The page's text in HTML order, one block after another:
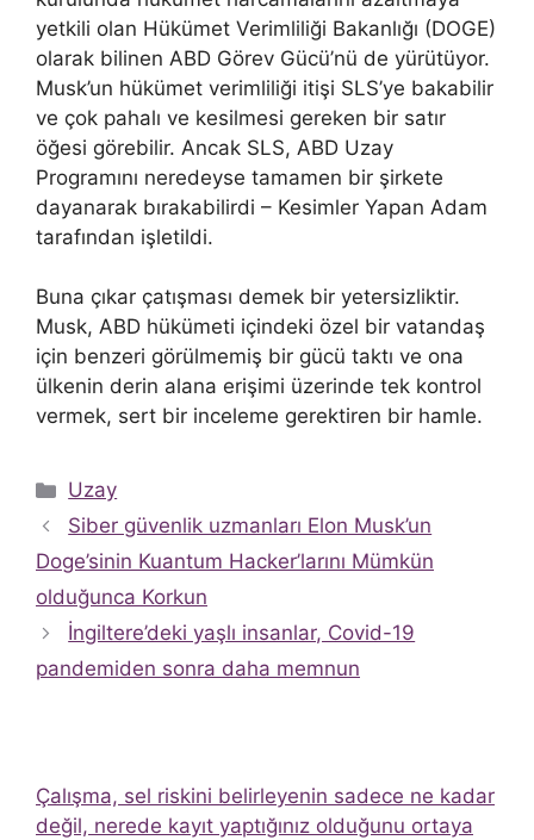
yetkili olan Hükümet Verimliliği Bakanlığı (DOGE)
olarak bilinen ABD Görev Gücü’nü de yürütüyor.
Musk’un hükümet verimliliği itişi SLS’ye bakabilir
ve çok pahalı ve kesilmesi gereken bir satır
öğesi görebilir. Ancak SLS, ABD Uzay
Programını neredeyse tamamen bir şirkete
dayanarak bırakabilirdi – Kesimler Yapan Adam
tarafından işletildi.
Buna çıkar çatışması demek bir yetersizliktir.
Musk, ABD hükümeti içindeki özel bir vatandaş
için benzeri görülmemiş bir gücü taktı ve ona
ülkenin derin alana erişimi üzerinde tek kontrol
vermek, sert bir inceleme gerektiren bir hamle.
Kategoriler
Uzay
Siber güvenlik uzmanları Elon Musk’un
Doge’sinin Kuantum Hacker’larını Mümkün
olduğunca Korkun
İngiltere’deki yaşlı insanlar, Covid-19
pandemiden sonra daha memnun
Çalışma, sel riskini belirleyenin sadece ne kadar
değil, nerede kayıt yaptığınız olduğunu ortaya